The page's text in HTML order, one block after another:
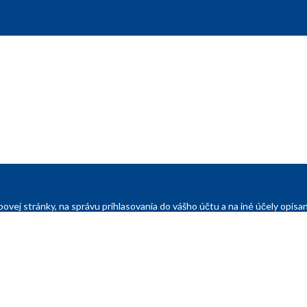
stránky, na správu prihlasovania do vášho účtu a na iné účely